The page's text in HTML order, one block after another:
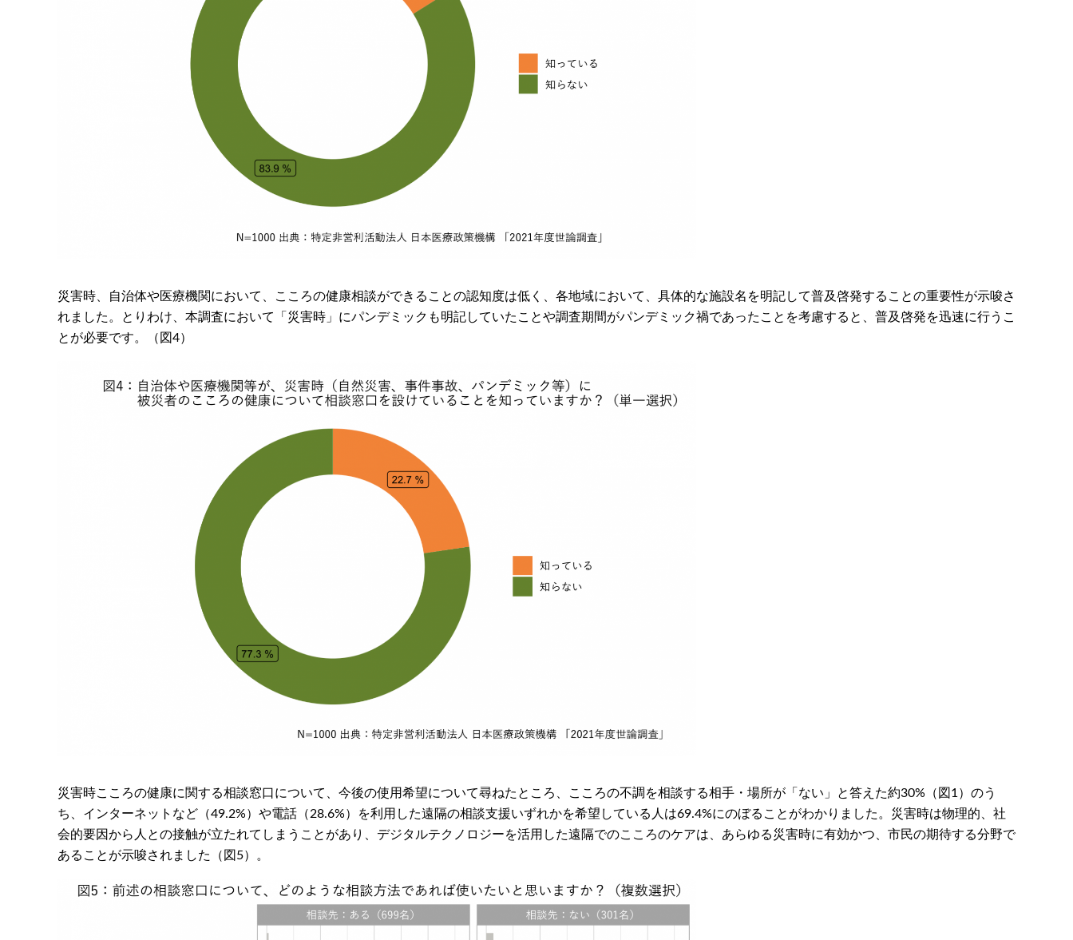
災害時、自治体や医療機関において、こころの健康相談ができることの認知度は低く、各地域において、具体的な施設名を明記して普及啓発することの重要性が示唆さ
れました。とりわけ、本調査において「災害時」にパンデミックも明記していたことや調査期間がパンデミック禍であったことを考慮すると、普及啓発を迅速に行うこ
とが必要です。（図4）
災害時こころの健康に関する相談窓口について、今後の使用希望について尋ねたところ、こころの不調を相談する相手・場所が「ない」と答えた約30%（図1）のう
ち、インターネットなど（49.2%）や電話（28.6%）を利用した遠隔の相談支援いずれかを希望している人は69.4%にのぼることがわかりました。災害時は物理的、社
会的要因から人との接触が立たれてしまうことがあり、デジタルテクノロジーを活用した遠隔でのこころのケアは、あらゆる災害時に有効かつ、市民の期待する分野で
あることが示唆されました（図5）。